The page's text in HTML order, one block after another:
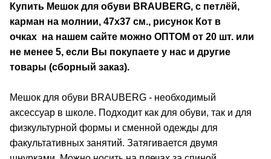
Купить Мешок для обуви BRAUBERG, с петлёй,
карман на молнии, 47х37 см., рисунок Кот в
очках на нашем сайте можно ОПТОМ от 20 шт. или
не менее 5, если Вы покупаете у нас и другие
товары (сборный заказ).
Мешок для обуви BRAUBERG - необходимый
аксессуар в школе. Подходит как для обуви, так и для
физкультурной формы и сменной одежды для
факультативных занятий. Затягивается двумя